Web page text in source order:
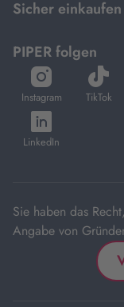
Sicher
PIPER folgen
Instagram
öffnet
in
neuem
Tab
TikTok
öffnet
in
LinkedIn
öffnet
in
Sie haben das
Angabe von